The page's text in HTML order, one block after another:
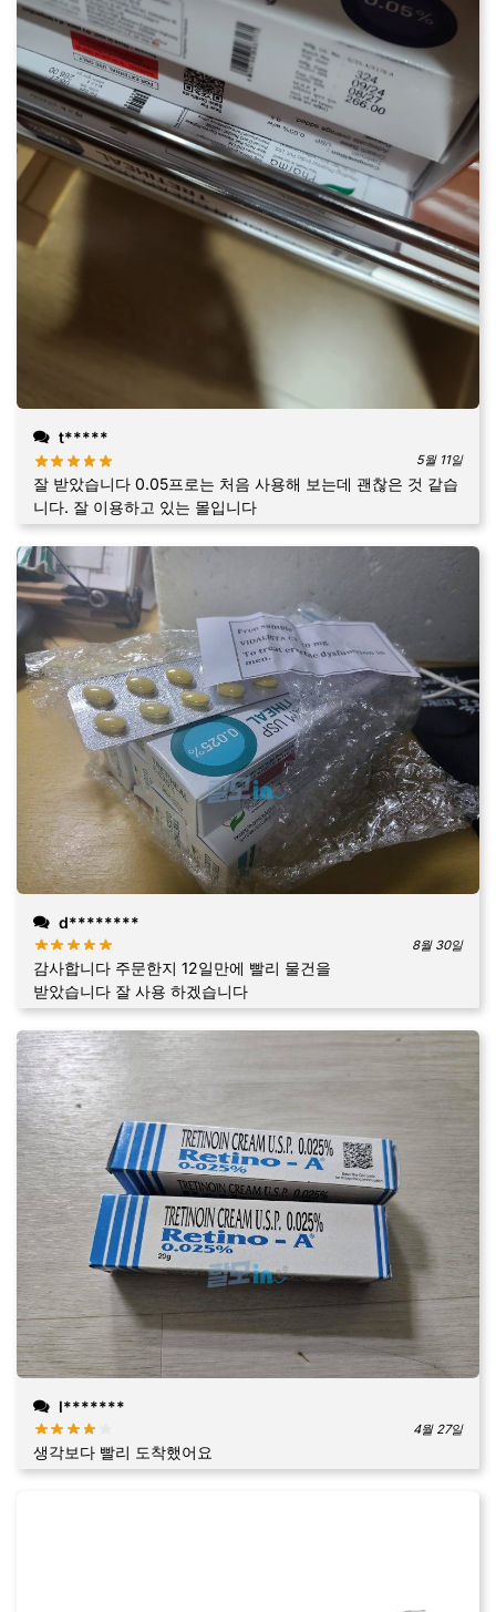
t*****
5월 11일
잘 받았습니다 0.05프로는 처음 사용해 보는데 괜찮은 것 같습
니다. 잘 이용하고 있는 몰입니다
d********
8월 30일
감사합니다 주문한지 12일만에 빨리 물건을
받았습니다 잘 사용 하겠습니다
l*******
4월 27일
생각보다 빨리 도착했어요